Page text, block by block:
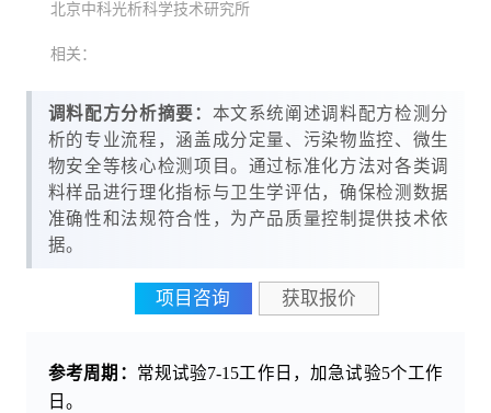
北京中科光析科学技术研究所
相关：
调料配方分析摘要： 本文系统阐述调料配方检测分
析的专业流程，涵盖成分定量、污染物监控、微生
物安全等核心检测项目。通过标准化方法对各类调
料样品进行理化指标与卫生学评估，确保检测数据
准确性和法规符合性，为产品质量控制提供技术依
据。
项目咨询 获取报价
参考周期： 常规试验7-15工作日，加急试验5个工作
日。